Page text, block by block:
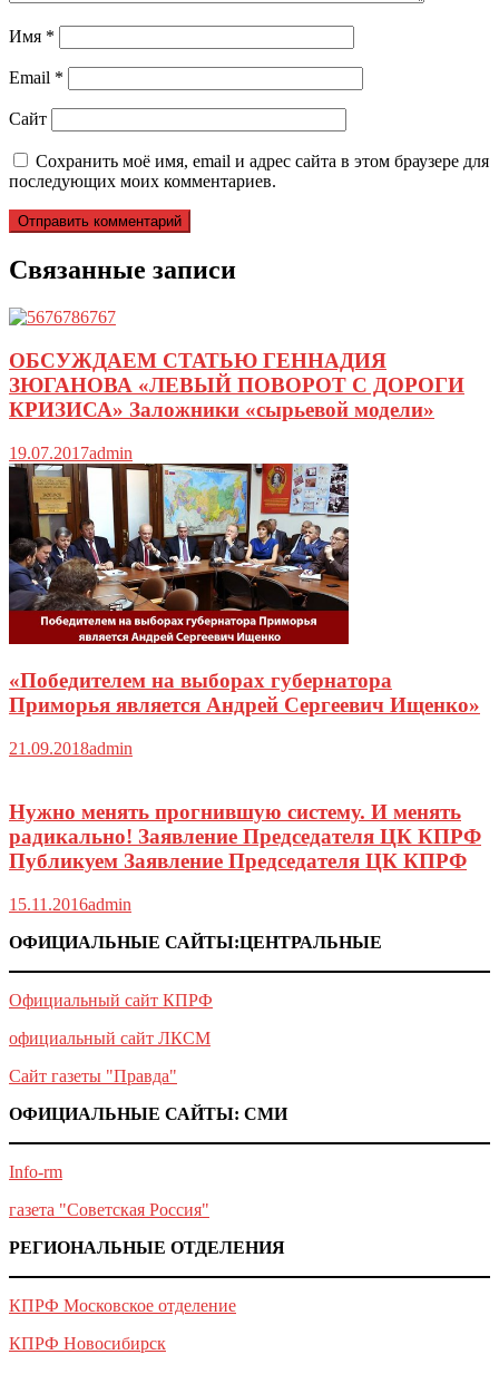
Имя *
Email *
Сайт
Сохранить моё имя, email и адрес сайта в этом браузере для
последующих моих комментариев.
Связанные записи
ОБСУЖДАЕМ СТАТЬЮ ГЕННАДИЯ
ЗЮГАНОВА «ЛЕВЫЙ ПОВОРОТ С ДОРОГИ
КРИЗИСА» Заложники «сырьевой модели»
19.07.2017admin
«Победителем на выборах губернатора
Приморья является Андрей Сергеевич Ищенко»
21.09.2018admin
Нужно менять прогнившую систему. И менять
радикально! Заявление Председателя ЦК КПРФ
Публикуем Заявление Председателя ЦК КПРФ
15.11.2016admin
ОФИЦИАЛЬНЫЕ САЙТЫ:ЦЕНТРАЛЬНЫЕ
Официальный сайт КПРФ
официальный сайт ЛКСМ
Сайт газеты "Правда"
ОФИЦИАЛЬНЫЕ САЙТЫ: СМИ
Info-rm
газета "Советская Россия"
РЕГИОНАЛЬНЫЕ ОТДЕЛЕНИЯ
КПРФ Московское отделение
КПРФ Новосибирск